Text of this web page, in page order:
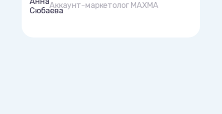
Аккаунт-маркетолог MAXMA